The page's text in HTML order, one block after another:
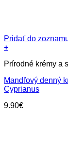
Pridať do
+
Prírodné krémy a
Mandľový denný
Cyprianus
9.90€